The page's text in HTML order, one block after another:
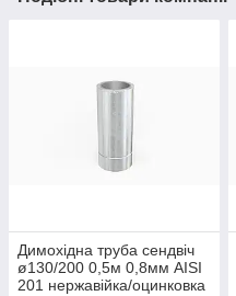
Димохідна труба сендвіч
ø130/200 0,5м 0,8мм AISI
201 нержавійка/оцинковка